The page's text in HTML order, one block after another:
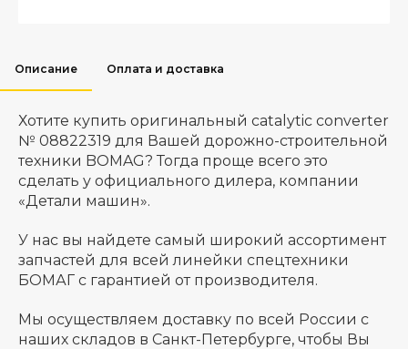
Описание Оплата и доставка
Хотите купить оригинальный catalytic converter
№ 08822319 для Вашей дорожно-строительной
техники BOMAG? Тогда проще всего это
сделать у официального дилера, компании
«Детали машин».
У нас вы найдете самый широкий ассортимент
запчастей для всей линейки спецтехники
БОМАГ с гарантией от производителя.
Мы осуществляем доставку по всей России с
наших складов в Санкт-Петербурге, чтобы Вы